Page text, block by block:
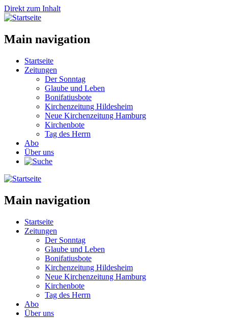
Direkt zum Inhalt
Main navigation
Startseite
Zeitungen
Der Sonntag
Glaube und Leben
Bonifatiusbote
Kirchenzeitung Hildesheim
Neue Kirchenzeitung Hamburg
Kirchenbote
Tag des Herrn
Abo
Über uns
Main navigation
Startseite
Zeitungen
Der Sonntag
Glaube und Leben
Bonifatiusbote
Kirchenzeitung Hildesheim
Neue Kirchenzeitung Hamburg
Kirchenbote
Tag des Herrn
Abo
Über uns